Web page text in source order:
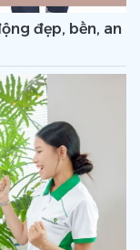
đẹp, bền, an